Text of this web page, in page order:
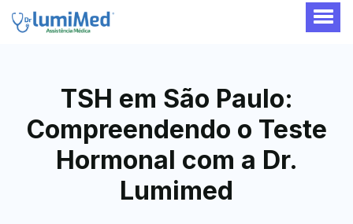
TSH em São Paulo:
Compreendendo o Teste
Hormonal com a Dr.
Lumimed